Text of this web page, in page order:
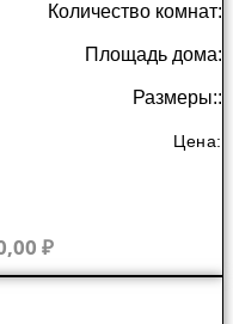
Количество комнат:
Площадь дома:
Размеры::
Цена:
₽Текущая
цена:
5400,00 ₽.